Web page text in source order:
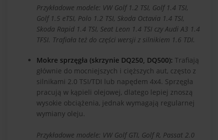
Przykładowe modele: VW Golf 1.2 TSI, Golf 1.4 TSI,
Golf 1.5 eTSI, Polo 1.2 TSI, Skoda Octavia 1.4 TSI,
Skoda Rapid 1.4 TSI, Seat Leon 1.4 TSI czy Audi A3 1.4
TFSI. Trafiała też do części wersji z silnikiem 1.6 TDI.
Mokre sprzęgła (skrzynie DQ250, DQ500): Trafiają
głównie do mocniejszych i cięższych aut, często z
silnikami 2.0 TSI/TDI lub napędem 4x4. Sprzęgła
pracują w kąpieli olejowej, dlatego lepiej znoszą
wysokie obciążenia, jednak wymagają regularnej
wymiany oleju.
Przykładowe modele: VW Golf GTI, Golf R, Passat 2.0